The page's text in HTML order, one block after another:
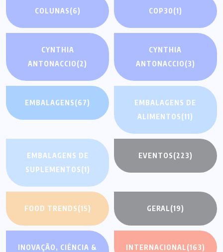
COLUNAS(6) COP30(1)
CYNTHIA
ANTONACCIO(2)
CYNTHIA
ANTONACCIO(3)
EMBALAGENS(67)
EMBALAGENS DE
ALIMENTOS(11)
EMBALAGENS DE
SUPLEMENTOS(1)
EVENTOS(223)
FOOD TRENDS(15) GERAL(19)
INOVAÇÃO, CIÊNCIA &
INTERNACIONAL(163)